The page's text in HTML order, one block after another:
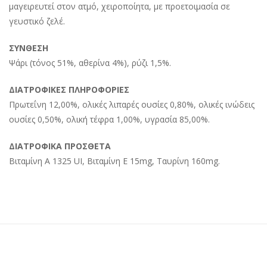
μαγειρευτεί στον ατμό, χειροποίητα, με προετοιμασία σε
γευστικό ζελέ.
ΣΥΝΘΕΣΗ
Ψάρι (τόνος 51%, αθερίνα 4%), ρύζι 1,5%.
ΔΙΑΤΡΟΦΙΚΕΣ ΠΛΗΡΟΦΟΡΙΕΣ
Πρωτεΐνη 12,00%, ολικές λιπαρές ουσίες 0,80%, ολικές ινώδεις
ουσίες 0,50%, ολική τέφρα 1,00%, υγρασία 85,00%.
ΔΙΑΤΡΟΦΙΚΑ ΠΡΟΣΘΕΤΑ
Βιταμίνη A 1325 UI, Βιταμίνη E 15mg, Ταυρίνη 160mg.